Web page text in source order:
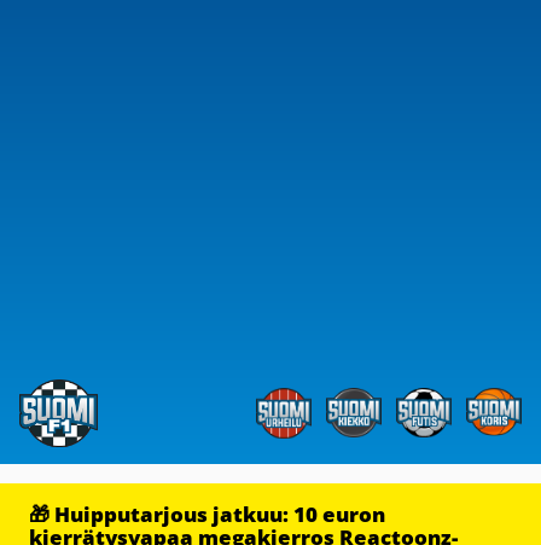
🎁 Huipputarjous jatkuu: 10 euron
kierrätysvapaa megakierros Reactoonz-